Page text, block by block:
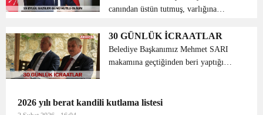
canından üstün tutmuş, varlığına
göğüs gererek, kararlılıkla karşı
koymuştur. Bizler Gaziler gününü,
eskiden kurtuluş savaşında, ...
30 GÜNLÜK İCRAATLAR
Belediye Başkanımız Mehmet SARI
makamına geçtiğinden beri yaptığı
bu çalışmaların devam edeceğini söyledi
2026 yılı berat kandili kutlama listesi